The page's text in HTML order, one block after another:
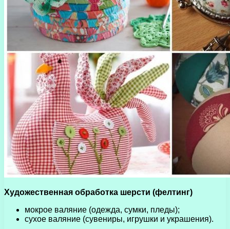
Художественная обработка шерсти (фелтинг)
мокрое валяние (одежда, сумки, пледы);
сухое валяние (сувениры, игрушки и украшения).